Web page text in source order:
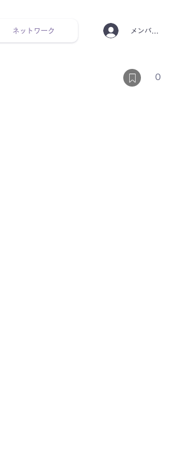
ネットワーク メンバーログイン
0